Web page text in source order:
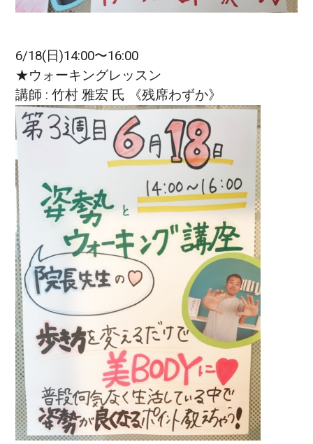
6/18(日)14:00〜16:00
★ウォーキングレッスン
講師 : 竹村 雅宏 氏 《残席わずか》